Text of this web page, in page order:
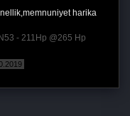
harika
- 211Hp @265 Hp